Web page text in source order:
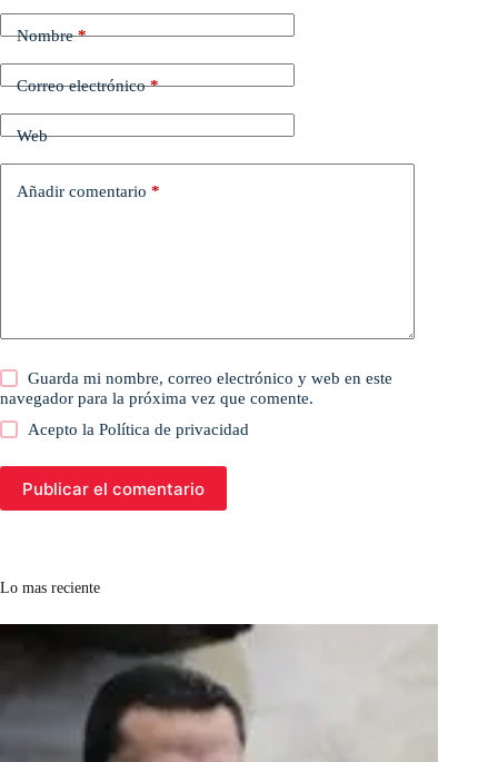
Nombre*
Correo electrónico*
Web
Añadir comentario *
Guarda mi nombre, correo electrónico y web en este
navegador para la próxima vez que comente.
Acepto laPolítica de privacidad
Publicar el comentario
Lo mas reciente